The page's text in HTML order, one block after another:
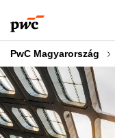
to
content
to
footer
PwC Magyarország